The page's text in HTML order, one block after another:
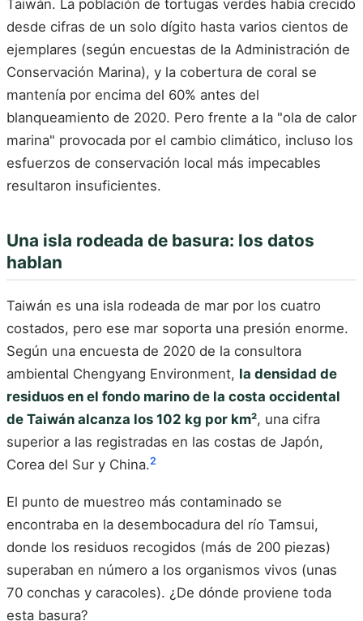
Taiwán. La población de tortugas verdes había crecido
desde cifras de un solo dígito hasta varios cientos de
ejemplares (según encuestas de la Administración de
Conservación Marina), y la cobertura de coral se
mantenía por encima del 60% antes del
blanqueamiento de 2020. Pero frente a la "ola de calor
marina" provocada por el cambio climático, incluso los
esfuerzos de conservación local más impecables
resultaron insuficientes.
Una isla rodeada de basura: los datos
hablan
Taiwán es una isla rodeada de mar por los cuatro
costados, pero ese mar soporta una presión enorme.
Según una encuesta de 2020 de la consultora
ambiental Chengyang Environment, la densidad de
residuos en el fondo marino de la costa occidental
de Taiwán alcanza los 102 kg por km², una cifra
superior a las registradas en las costas de Japón,
Corea del Sur y China.2
El punto de muestreo más contaminado se
encontraba en la desembocadura del río Tamsui,
donde los residuos recogidos (más de 200 piezas)
superaban en número a los organismos vivos (unas
70 conchas y caracoles). ¿De dónde proviene toda
esta basura?